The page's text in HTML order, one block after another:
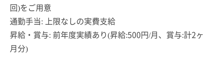
回)をご用意
通勤手当: 上限なしの実費支給
昇給・賞与: 前年度実績あり(昇給:500円/月、賞与:計2ヶ
月分)